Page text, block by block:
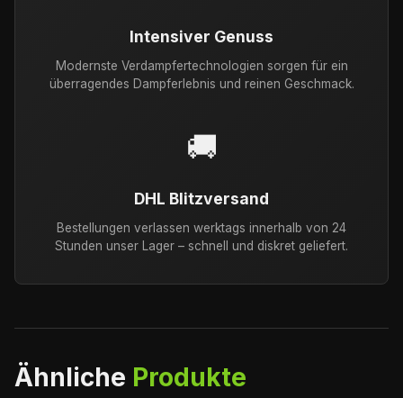
Intensiver Genuss
Modernste Verdampfertechnologien sorgen für ein
überragendes Dampferlebnis und reinen Geschmack.
🚚
DHL Blitzversand
Bestellungen verlassen werktags innerhalb von 24
Stunden unser Lager – schnell und diskret geliefert.
Ähnliche Produkte